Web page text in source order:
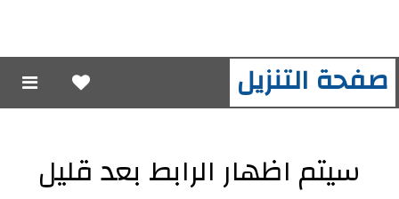
صفحة التنزيل
سيتم اظهار الرابط بعد قليل